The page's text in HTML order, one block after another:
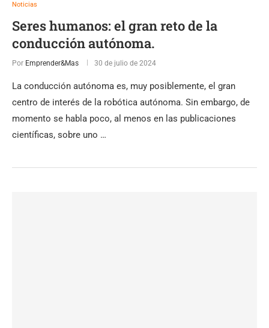
Noticias
Seres humanos: el gran reto de la
conducción autónoma.
Por Emprender&Mas 30 de julio de 2024
La conducción autónoma es, muy posiblemente, el gran
centro de interés de la robótica autónoma. Sin embargo, de
momento se habla poco, al menos en las publicaciones
científicas, sobre uno …